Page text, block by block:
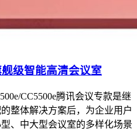
级智能高清会议室
CC5500e腾讯会议专款是继
整体解决方案后，为企业用户
、中大型会议室的多样化场景